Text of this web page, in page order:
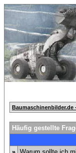
Baumaschinenbilder.de
Häufig gestellte